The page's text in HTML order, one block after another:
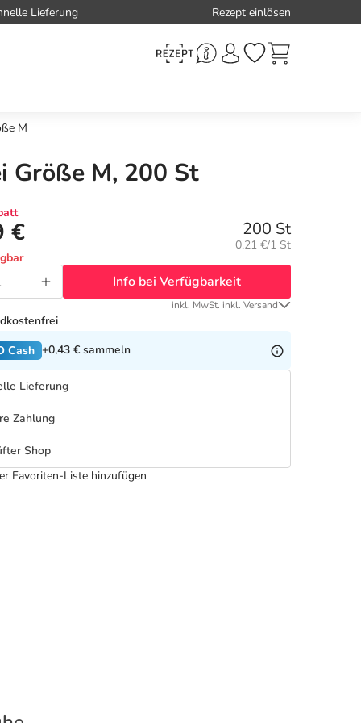
Lieferung Rezept einlösen
M
Größe M, 200 St
€ 200 St
Grundpreis:
0,21 €/1 St
Info bei Verfügbarkeit
inkl. MwSt. inkl. Versand
Cash +0,43 € sammeln
Lieferung
Zahlung
Shop
Favoriten-Liste hinzufügen